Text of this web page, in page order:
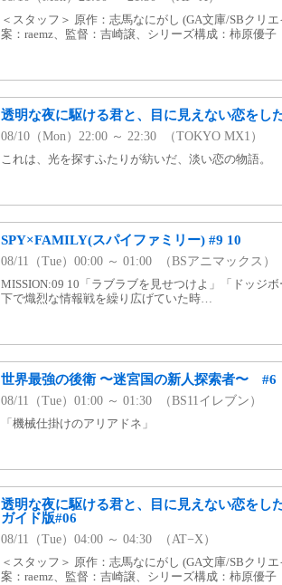
＜スタッフ＞ 原作：志馬なにがし (GA文庫/SBクリ
案：raemz、監督：吉崎譲、シリーズ構成：柿原優子
透明な夜に駆ける君と、目に見えない恋をし
08/10（Mon）22:00 ～ 22:30 （TOKYO MX1）
これは、光を探すふたりが紡いだ、淡い恋の物語。
SPY×FAMILY(スパイファミリー) #9 10
08/11（Tue）00:00 ～ 01:00 （BSアニマックス）
MISSION:09 10「ラブラブを見せつけよ」「ドッジ
下で熾烈な情報戦を繰り広げていた時…
世界最強の後衛 〜迷宮国の新人探索者〜 #6
08/11（Tue）01:00 ～ 01:30 （BS11イレブン）
「機械仕掛けのアリアドネ」
透明な夜に駆ける君と、目に見えない恋をし
ガイド版#06
08/11（Tue）04:00 ～ 04:30 （AT−X）
＜スタッフ＞ 原作：志馬なにがし (GA文庫/SBクリ
案：raemz、監督：吉崎譲、シリーズ構成：柿原優子